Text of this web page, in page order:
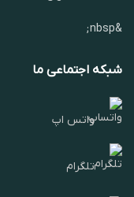
&nbsp;
شبکه اجتماعی ما
واتس اپ
تلگرام